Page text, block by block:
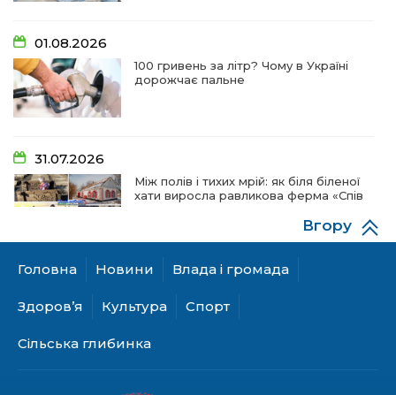
01.08.2026
100 гривень за літр? Чому в Україні
дорожчає пальне
31.07.2026
Між полів і тихих мрій: як біля біленої
хати виросла равликова ферма «Спів
28.07.2026
ветерани разом створюють
Головна Новини Влада і громада
Здоров’я Культура Спорт
Сільська глибинка
Вгору